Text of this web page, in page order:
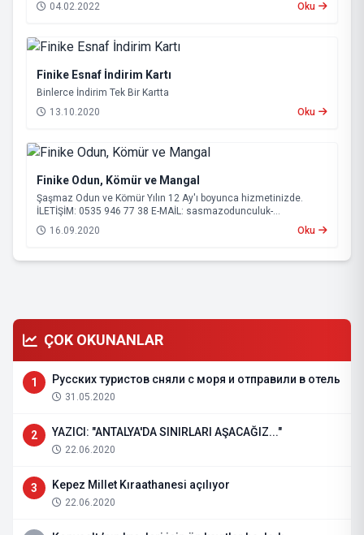
04.02.2022 Oku
Finike Esnaf İndirim Kartı
Binlerce İndirim Tek Bir Kartta
13.10.2020
Oku
Finike Odun, Kömür ve Mangal
Şaşmaz Odun ve Kömür Yılın 12 Ay'ı boyunca hizmetinizde.
İLETİŞİM: 0535 946 77 38 E-MAİL: sasmazodunculuk-
serik@hotmail.com
16.09.2020 Oku
ÇOK OKUNANLAR
1 Русских туристов сняли с моря и отправили в отель
31.05.2020
2 YAZICI: "ANTALYA'DA SINIRLARI AŞACAĞIZ..."
22.06.2020
3 Kepez Millet Kıraathanesi açılıyor
22.06.2020